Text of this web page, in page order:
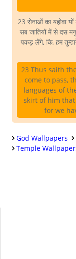
23 सेनाओं का यहोवा यों
सब जातियों में से दस
पकड़ लेंगे, कि, हम
23 Thus saith
come to pass,
languages of
skirt of him that
for we
God Wallpapers
Temple